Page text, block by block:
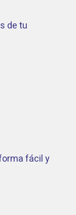
de tu
fácil y